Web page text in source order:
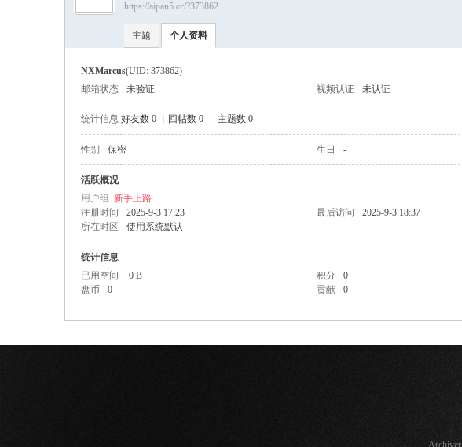
爱盘›
https://aipan5.cc/?373862
主题 个人资料
NXMarcus(UID: 373862)
邮箱状态
未验证 视频认证 未认证
统计信息 好友数 0 回帖数 0 主题数 0
性别 保密 生日 -
活跃概况
用户组 新手上路
注册时间
2025-9-3 17:23 最后访问 2025-9-3 18:37
所在时区
使用系统默认
统计信息
已用空间
0 B 积分 0
盘币
0 贡献 0
Archiver